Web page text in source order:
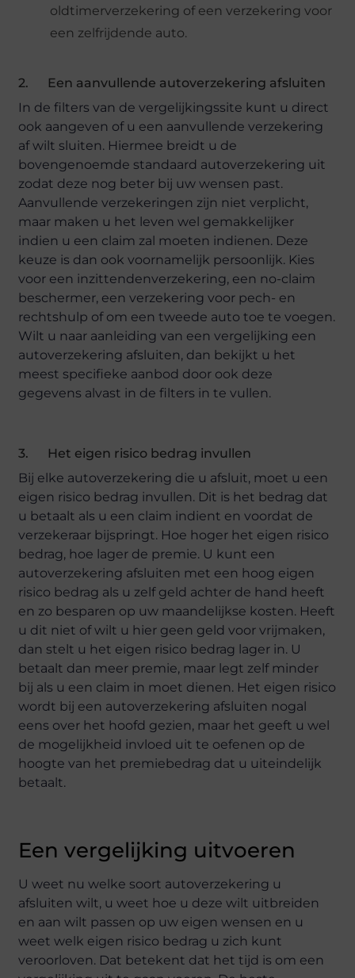
oldtimerverzekering of een verzekering voor
een zelfrijdende auto.
2. Een aanvullende autoverzekering afsluiten
In de filters van de vergelijkingssite kunt u direct
ook aangeven of u een aanvullende verzekering
af wilt sluiten. Hiermee breidt u de
bovengenoemde standaard autoverzekering uit
zodat deze nog beter bij uw wensen past.
Aanvullende verzekeringen zijn niet verplicht,
maar maken u het leven wel gemakkelijker
indien u een claim zal moeten indienen. Deze
keuze is dan ook voornamelijk persoonlijk. Kies
voor een inzittendenverzekering, een no-claim
beschermer, een verzekering voor pech- en
rechtshulp of om een tweede auto toe te voegen.
Wilt u naar aanleiding van een vergelijking een
autoverzekering afsluiten, dan bekijkt u het
meest specifieke aanbod door ook deze
gegevens alvast in de filters in te vullen.
3. Het eigen risico bedrag invullen
Bij elke autoverzekering die u afsluit, moet u een
eigen risico bedrag invullen. Dit is het bedrag dat
u betaalt als u een claim indient en voordat de
verzekeraar bijspringt. Hoe hoger het eigen risico
bedrag, hoe lager de premie. U kunt een
autoverzekering afsluiten met een hoog eigen
risico bedrag als u zelf geld achter de hand heeft
en zo besparen op uw maandelijkse kosten. Heeft
u dit niet of wilt u hier geen geld voor vrijmaken,
dan stelt u het eigen risico bedrag lager in. U
betaalt dan meer premie, maar legt zelf minder
bij als u een claim in moet dienen. Het eigen risico
wordt bij een autoverzekering afsluiten nogal
eens over het hoofd gezien, maar het geeft u wel
de mogelijkheid invloed uit te oefenen op de
hoogte van het premiebedrag dat u uiteindelijk
betaalt.
Een vergelijking uitvoeren
U weet nu welke soort autoverzekering u
afsluiten wilt, u weet hoe u deze wilt uitbreiden
en aan wilt passen op uw eigen wensen en u
weet welk eigen risico bedrag u zich kunt
veroorloven. Dat betekent dat het tijd is om een